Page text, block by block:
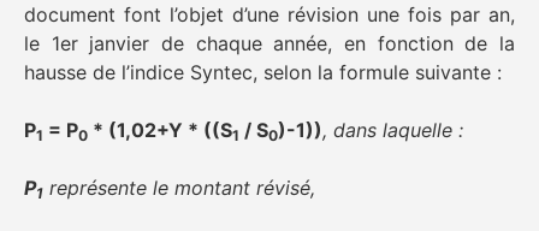
document font l’objet d’une révision une fois par an,
le 1er janvier de chaque année, en fonction de la
hausse de l’indice Syntec, selon la formule suivante :
P1 = P0 * (1,02+Y * ((S1 / S0)-1)), dans laquelle :
P1 représente le montant révisé,